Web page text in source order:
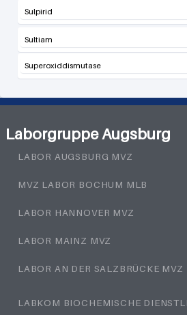
Sulpirid
Sultiam
Superoxiddismutase
Laborgruppe Augsburg
LABOR AUGSBURG MVZ
MVZ LABOR BOCHUM MLB
LABOR HANNOVER MVZ
LABOR MAINZ MVZ
LABOR AN DER SALZBRÜCKE MVZ
LABKOM BIOCHEMISCHE